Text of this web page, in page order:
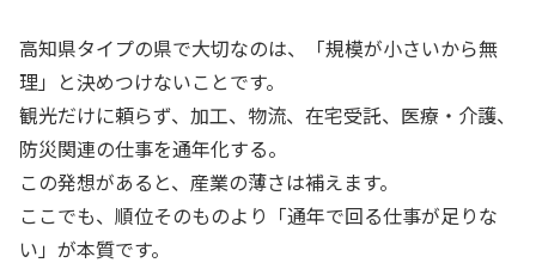
高知県タイプの県で大切なのは、「規模が小さいから無
理」と決めつけないことです。
観光だけに頼らず、加工、物流、在宅受託、医療・介護、
防災関連の仕事を通年化する。
この発想があると、産業の薄さは補えます。
ここでも、順位そのものより「通年で回る仕事が足りな
い」が本質です。